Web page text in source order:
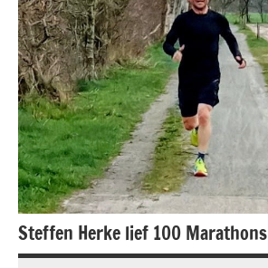
Steffen Herke lief 100 Marathons